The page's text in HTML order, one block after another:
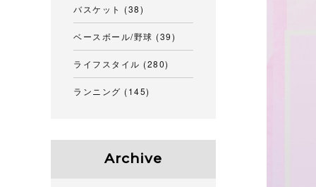
バスケット (38)
ベースボール/野球 (39)
ライフスタイル (280)
ランニング (145)
Archive